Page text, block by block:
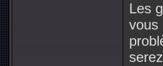
Les
vous